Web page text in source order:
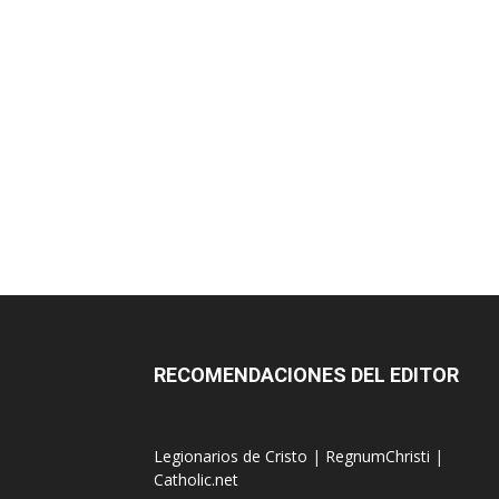
RECOMENDACIONES DEL EDITOR
Legionarios de Cristo | RegnumChristi |
Catholic.net